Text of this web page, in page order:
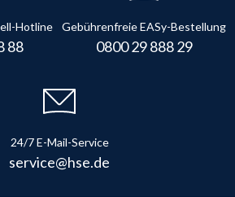
Hotline
88
Gebührenfreie EASy-Bestellung
0800 29 888 29
24/7 E-Mail-Service
service@hse.de